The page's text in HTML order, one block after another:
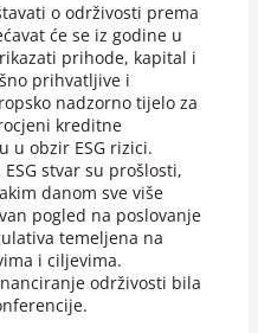
o održivosti prema
će se iz godine u
prihode, kapital i
prihvatljive i
nadzorno tijelo za
kreditne
u obzir ESG rizici.
stvar su prošlosti,
danom sve više
pogled na poslovanje
temeljena na
i ciljevima.
održivosti bila